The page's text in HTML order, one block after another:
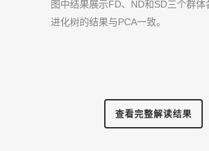
图中结果展示FD、ND和SD三个群体
进化树的结果与PCA一致。
查看完整解读结果